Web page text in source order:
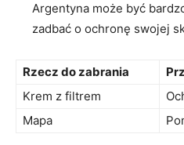
Argentyna może być
zadbać o ochronę swojej
Rzecz do zabrania
Krem z filtrem
Mapa